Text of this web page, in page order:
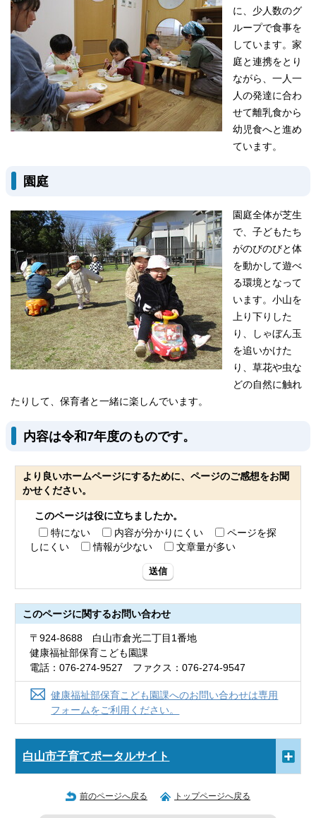
に、少人数のグ
ループで食事を
しています。家
庭と連携をとり
ながら、一人一
人の発達に合わ
せて離乳食から
幼児食へと進め
ています。
園庭
園庭全体が芝生
で、子どもたち
がのびのびと体
を動かして遊べ
る環境となって
います。小山を
上り下りした
り、しゃぼん玉
を追いかけた
り、草花や虫な
どの自然に触れ
たりして、保育者と一緒に楽しんでいます。
内容は令和7年度のものです。
より良いホームページにするために、ページのご感想をお聞
かせください。
このページは役に立ちましたか。
特にない
内容が分かりにくい
ページを探
しにくい
情報が少ない 文章量が多い
送信
このページに関するお問い合わせ
〒924-8688 白山市倉光二丁目1番地
健康福祉部保育こども園課
電話：076-274-9527 ファクス：076-274-9547
健康福祉部保育こども園課へのお問い合わせは専用
フォームをご利用ください。
白山市子育てポータルサイト
前のページへ戻る トップページへ戻る